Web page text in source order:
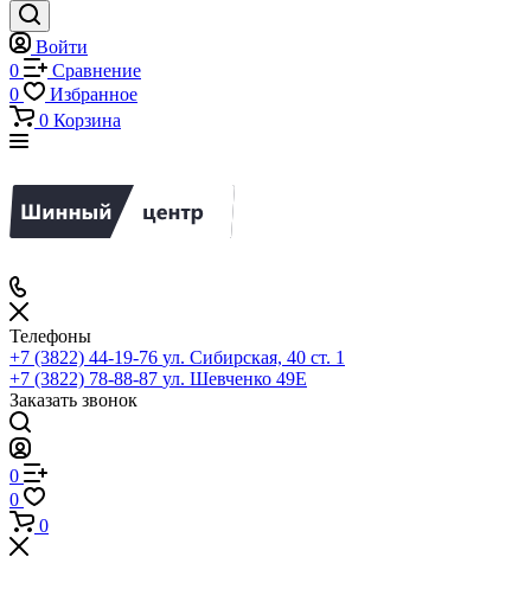
Войти
0
Сравнение
0
Избранное
0 Корзина
Телефоны
+7 (3822) 44-19-76 ул. Сибирская, 40 ст. 1
+7 (3822) 78-88-87 ул. Шевченко 49Е
Заказать звонок
0
0
0